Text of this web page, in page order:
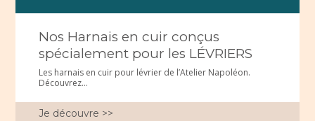
Nos Harnais en cuir conçus
spécialement pour les LÉVRIERS
Les harnais en cuir pour lévrier de l’Atelier Napoléon.
Découvrez...
Je découvre >>